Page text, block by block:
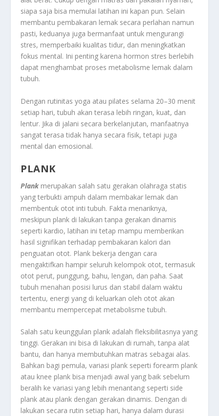
siapa saja bisa memulai latihan ini kapan pun. Selain
membantu pembakaran lemak secara perlahan namun
pasti, keduanya juga bermanfaat untuk mengurangi
stres, memperbaiki kualitas tidur, dan meningkatkan
fokus mental. Ini penting karena hormon stres berlebih
dapat menghambat proses metabolisme lemak dalam
tubuh.
Dengan rutinitas yoga atau pilates selama 20–30 menit
setiap hari, tubuh akan terasa lebih ringan, kuat, dan
lentur. Jika di jalani secara berkelanjutan, manfaatnya
sangat terasa tidak hanya secara fisik, tetapi juga
mental dan emosional.
PLANK
Plankmerupakan salah satu gerakan olahraga statis
yang terbukti ampuh dalam membakar lemak dan
membentuk otot inti tubuh. Fakta menariknya,
meskipun plank di lakukan tanpa gerakan dinamis
seperti kardio, latihan ini tetap mampu memberikan
hasil signifikan terhadap pembakaran kalori dan
penguatan otot. Plank bekerja dengan cara
mengaktifkan hampir seluruh kelompok otot, termasuk
otot perut, punggung, bahu, lengan, dan paha. Saat
tubuh menahan posisi lurus dan stabil dalam waktu
tertentu, energi yang di keluarkan oleh otot akan
membantu mempercepat metabolisme tubuh.
Salah satu keunggulan plank adalah fleksibilitasnya yang
tinggi. Gerakan ini bisa di lakukan di rumah, tanpa alat
bantu, dan hanya membutuhkan matras sebagai alas.
Bahkan bagi pemula, variasi plank seperti forearm plank
atau knee plank bisa menjadi awal yang baik sebelum
beralih ke variasi yang lebih menantang seperti side
plank atau plank dengan gerakan dinamis. Dengan di
lakukan secara rutin setiap hari, hanya dalam durasi